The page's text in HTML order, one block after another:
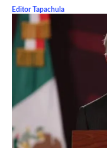
Editor Tapachula